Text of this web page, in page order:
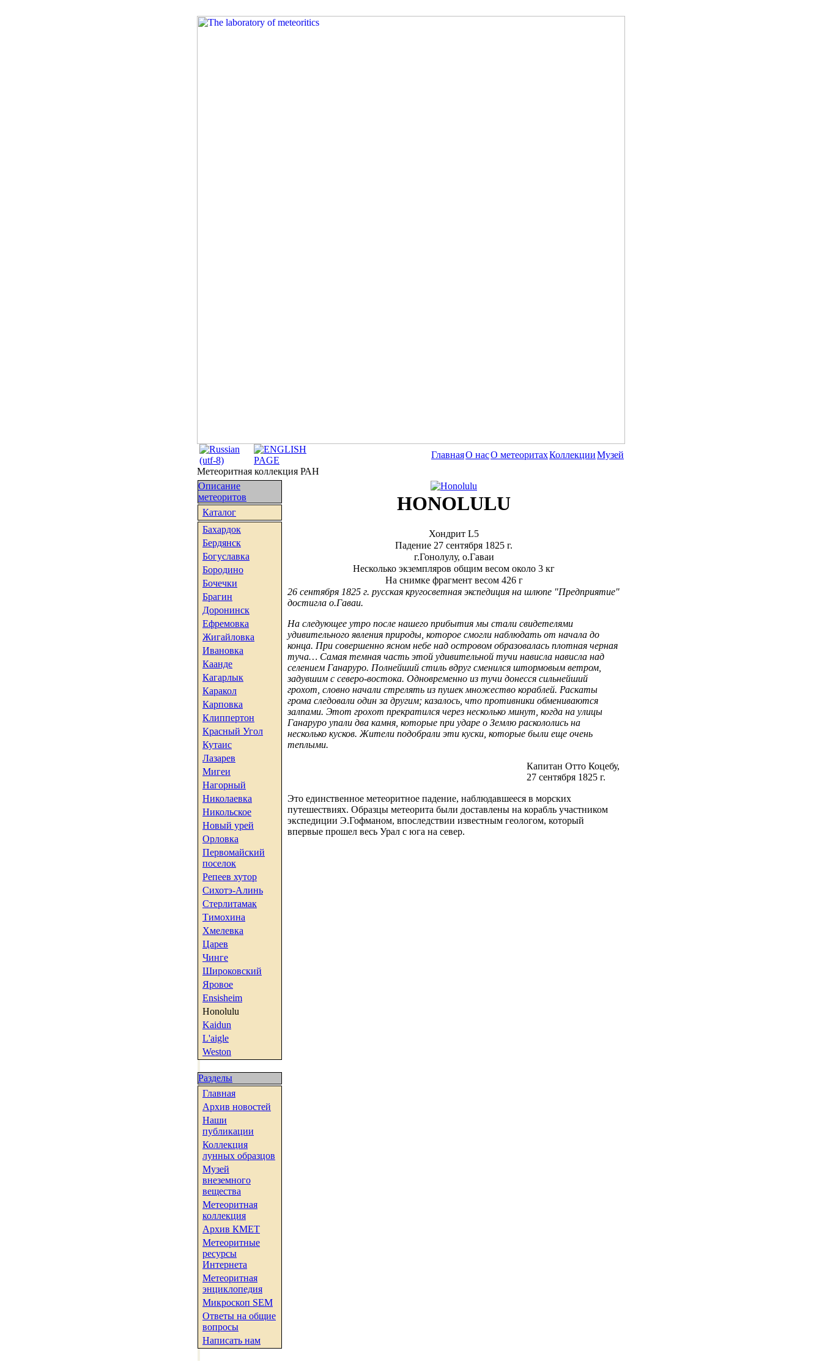
ГлавнаяО насО метеоритахКоллекцииМузей
Метеоритная коллекция РАН
Описание
метеоритов
Каталог
Бахардок
Бердянск
Богуславка
Бородино
Бочечки
Брагин
Доронинск
Ефремовка
Жигайловка
Ивановка
Каанде
Кагарлык
Каракол
Карповка
Клиппертон
Красный Угол
Кутаис
Лазарев
Мигеи
Нагорный
Николаевка
Никольское
Новый урей
Орловка
Первомайский
поселок
Репеев хутор
Сихотэ-Алинь
Стерлитамак
Тимохина
Хмелевка
Царев
Чинге
Широковский
Яровое
Ensisheim
Honolulu
Kaidun
L'aigle
Weston
Разделы
Главная
Архив новостей
Наши
публикации
Коллекция
лунных образцов
Музей
внеземного
вещества
Метеоритная
коллекция
Архив КМЕТ
Метеоритные
ресурсы
Интернета
Метеоритная
энциклопедия
Микроскоп SEM
Ответы на общие
вопросы
Написать нам
HONOLULU
Хондрит L5
Падение 27 сентября 1825 г.
г.Гонолулу, о.Гаваи
Несколько экземпляров общим весом около 3 кг
На снимке фрагмент весом 426 г
26 сентября 1825 г. русская кругосветная экспедиция на шлюпе "Предприятие"
достигла о.Гаваи.
На следующее утро после нашего прибытия мы стали свидетелями
удивительного явления природы, которое смогли наблюдать от начала до
конца. При совершенно ясном небе над островом образовалась плотная черная
туча… Самая темная часть этой удивительной тучи нависла нависла над
селением Ганаруро. Полнейший стиль вдруг сменился штормовым ветром,
задувшим с северо-востока. Одновременно из тучи донесся сильнейший
грохот, словно начали стрелять из пушек множество кораблей. Раскаты
грома следовали один за другим; казалось, что противники обмениваются
залпами. Этот грохот прекратился через несколько минут, когда на улицы
Ганаруро упали два камня, которые при ударе о Землю раскололись на
несколько кусков. Жители подобрали эти куски, которые были еще очень
теплыми.
Капитан Отто Коцебу,
27 сентября 1825 г.
Это единственное метеоритное падение, наблюдавшееся в морских
путешествиях. Образцы метеорита были доставлены на корабль участником
экспедиции Э.Гофманом, впоследствии известным геологом, который
впервые прошел весь Урал с юга на север.